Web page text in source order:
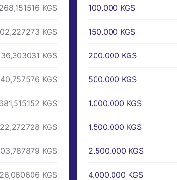
KGS
KGS
KGS
KGS
KGS
KGS
KGS
KGS
100.000 KGS
150.000 KGS
200.000 KGS
500.000 KGS
1.000.000 KGS
1.500.000 KGS
2.500.000 KGS
4.000.000 KGS